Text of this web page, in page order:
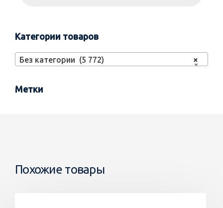
Категории товаров
×
Без категории (5 772)
Метки
Похожие товары